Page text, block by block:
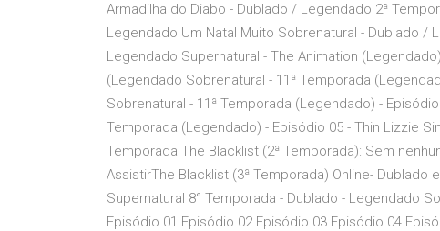
Armadilha do Diabo - Dublado / Legendado 2ª
Legendado Um Natal Muito Sobrenatural - Dublado /
Legendado Supernatural - The Animation
(Legendado Sobrenatural - 11ª Temporada
Sobrenatural - 11ª Temporada (Legendado) -
Temporada (Legendado) - Episódio 05 - Thin Lizzie
Temporada The Blacklist (2ª Temporada): Sem
AssistirThe Blacklist (3ª Temporada) Online- Dublado
Supernatural 8° Temporada - Dublado - Legendado
Episódio 01 Episódio 02 Episódio 03 Episódio 04